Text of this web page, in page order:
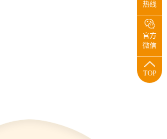
热线
官方
微信
TOP